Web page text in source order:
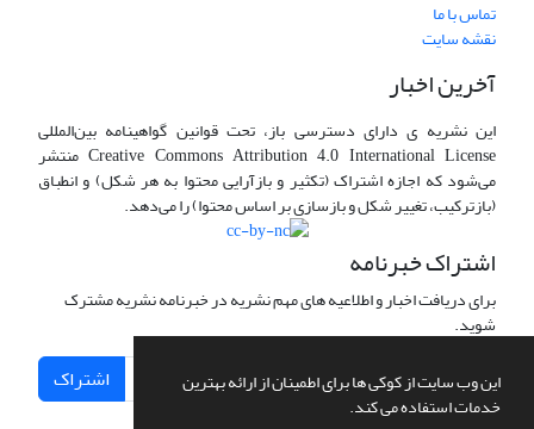
این وب سایت از کوکی ها برای اطمینان از ارائه بهترین
خدمات استفاده می کند.
تماس با ما
نقشه سایت
آخرین اخبار
این نشریه ی دارای دسترسی باز، تحت قوانین گواهینامه بین‌المللی
Creative Commons Attribution 4.0 International License منتشر
می‌شود که اجازه اشتراک (تکثیر و بازآرایی محتوا به هر شکل) و انطباق
(بازترکیب، تغییر شکل و بازسازی بر اساس محتوا) را می‌دهد.
اشتراک خبرنامه
برای دریافت اخبار و اطلاعیه های مهم نشریه در خبرنامه نشریه مشترک
شوید.
اشتراک